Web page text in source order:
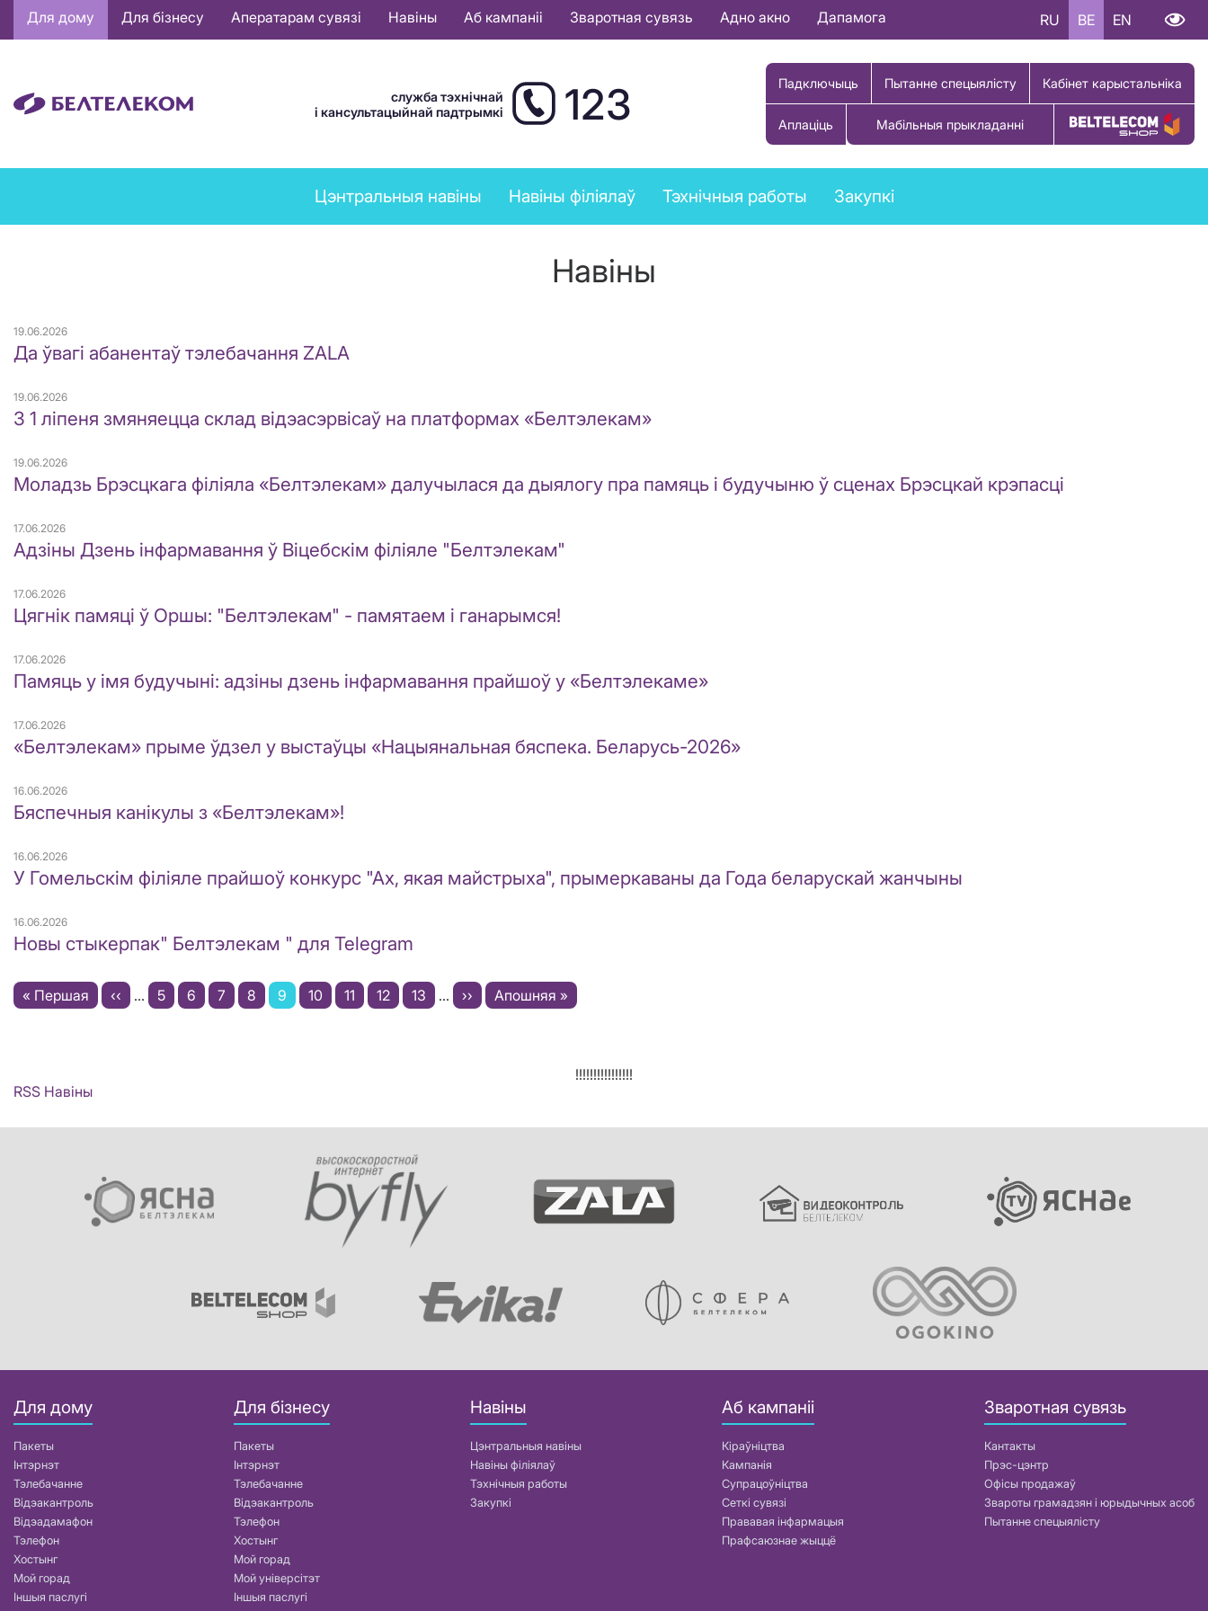
Основная
навигация
Для дому Для бізнесу Аператарам сувязі Навіны Аб кампаніі Зваротная сувязь Адно акно Дапамога RU BE EN
служба тэхнічнай
і кансультацыйнай падтрымкі
123 Падключыць Пытанне спецыялісту Кабінет карыстальніка
Аплаціць Мабільныя прыкладанні Купіць тавар
News
menu
Цэнтральныя навіны Навіны філіялаў Тэхнічныя работы Закупкі
Навіны
19.06.2026
Да ўвагі абанентаў тэлебачання ZALA
19.06.2026
З 1 ліпеня змяняецца склад відэасэрвісаў на платформах «Белтэлекам»
19.06.2026
Моладзь Брэсцкага філіяла «Белтэлекам» далучылася да дыялогу пра памяць і будучыню ў сценах Брэсцкай крэпасці
17.06.2026
Адзіны Дзень інфармавання ў Віцебскім філіяле "Белтэлекам"
17.06.2026
Цягнік памяці ў Оршы: "Белтэлекам" - памятаем і ганарымся!
17.06.2026
Памяць у імя будучыні: адзіны дзень інфармавання прайшоў у «Белтэлекаме»
17.06.2026
«Белтэлекам» прыме ўдзел у выстаўцы «Нацыянальная бяспека. Беларусь-2026»
16.06.2026
Бяспечныя канікулы з «Белтэлекам»!
16.06.2026
У Гомельскім філіяле прайшоў конкурс "Ах, якая майстрыха", прымеркаваны да Года беларускай жанчыны
16.06.2026
Новы стыкерпак" Белтэлекам " для Telegram
Pagination
First
« Першая
Previous
‹‹ … Старонка
5 Старонка
6 Старонка
7 Старонка
8
Current
9 Старонка
10 Старонка
11 Старонка
12 Старонка
13 …
Next
››
Last
Апошняя »
!!!!!!!!!!!!!!!!
RSS Навіны
Для дому
Пакеты
Інтэрнэт
Тэлебачанне
Відэакантроль
Відэадамафон
Тэлефон
Хостынг
Мой горад
Іншыя паслугі
Для бізнесу
Пакеты
Інтэрнэт
Тэлебачанне
Відэакантроль
Тэлефон
Хостынг
Мой горад
Мой універсітэт
Іншыя паслугі
Навіны
Цэнтральныя навіны
Навіны філіялаў
Тэхнічныя работы
Закупкі
Аб кампаніі
Кіраўніцтва
Кампанія
Супрацоўніцтва
Сеткі сувязі
Прававая інфармацыя
Прафсаюзнае жыццё
Зваротная сувязь
Кантакты
Прэс-цэнтр
Офісы продажаў
Звароты грамадзян і юрыдычных асоб
Пытанне спецыялісту